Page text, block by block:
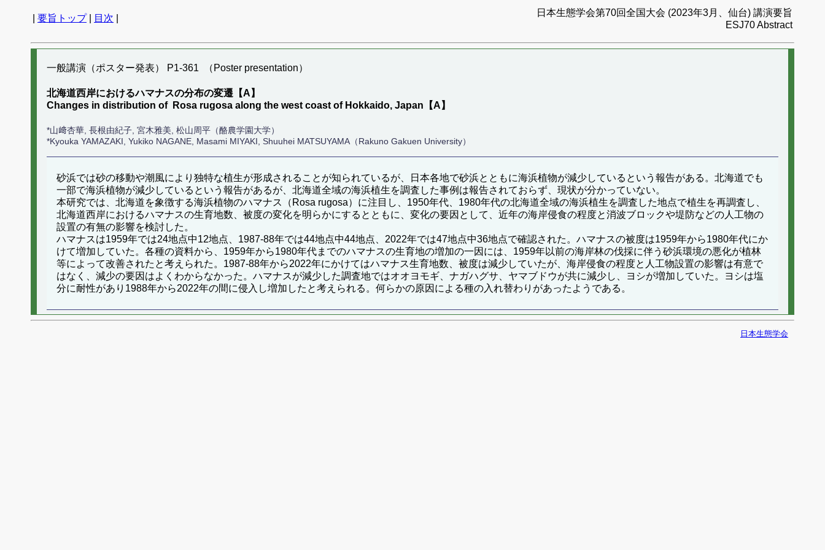
要旨トップ| 目次
日本生態学会第70回全国大会 (2023年3月、仙台) 講演要旨
ESJ70 Abstract
一般講演（ポスター発表） P1-361 （Poster presentation）
北海道西岸におけるハマナスの分布の変遷【A】
Changes in distribution of Rosa rugosa along the west coast of Hokkaido, Japan【A】
*山﨑杏華, 長根由紀子, 宮木雅美, 松山周平（酪農学園大学）
*Kyouka YAMAZAKI, Yukiko NAGANE, Masami MIYAKI, Shuuhei MATSUYAMA（Rakuno Gakuen University）
砂浜では砂の移動や潮風により独特な植生が形成されることが知られているが、日本各地で砂浜とともに海浜植物が減少しているという報告がある。北海道でも
一部で海浜植物が減少しているという報告があるが、北海道全域の海浜植生を調査した事例は報告されておらず、現状が分かっていない。
本研究では、北海道を象徴する海浜植物のハマナス（Rosa rugosa）に注目し、1950年代、1980年代の北海道全域の海浜植生を調査した地点で植生を再調査し、
北海道西岸におけるハマナスの生育地数、被度の変化を明らかにするとともに、変化の要因として、近年の海岸侵食の程度と消波ブロックや堤防などの人工物の
設置の有無の影響を検討した。
ハマナスは1959年では24地点中12地点、1987-88年では44地点中44地点、2022年では47地点中36地点で確認された。ハマナスの被度は1959年から1980年代にか
けて増加していた。各種の資料から、1959年から1980年代までのハマナスの生育地の増加の一因には、1959年以前の海岸林の伐採に伴う砂浜環境の悪化が植林
等によって改善されたと考えられた。1987-88年から2022年にかけてはハマナス生育地数、被度は減少していたが、海岸侵食の程度と人工物設置の影響は有意で
はなく、減少の要因はよくわからなかった。ハマナスが減少した調査地ではオオヨモギ、ナガハグサ、ヤマブドウが共に減少し、ヨシが増加していた。ヨシは塩
分に耐性があり1988年から2022年の間に侵入し増加したと考えられる。何らかの原因による種の入れ替わりがあったようである。
日本生態学会